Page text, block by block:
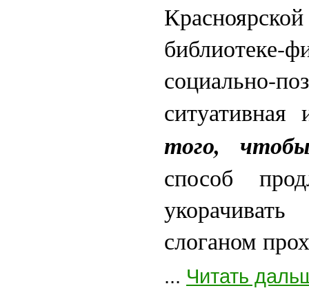
социально-
того,
способ
слоганом
... Читать